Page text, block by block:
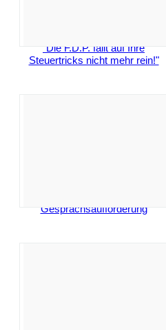
"Die F.D.P. fällt auf Ihre
Steuertricks nicht mehr rein!"
Gesprächsaufforderung